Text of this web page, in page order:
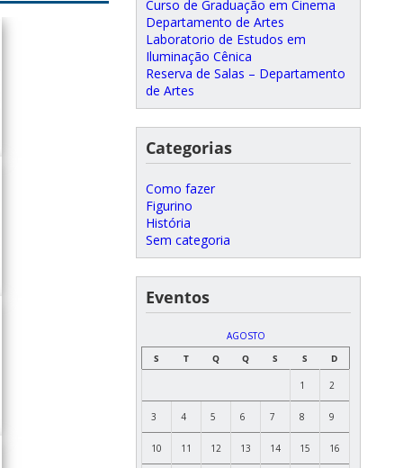
Curso de Graduação em Cinema
Departamento de Artes
Laboratorio de Estudos em
Iluminação Cênica
Reserva de Salas – Departamento
de Artes
Categorias
Como fazer
Figurino
História
Sem categoria
Eventos
AGOSTO
S
T Q Q S S D
1 2
3 4 5 6 7 8 9
10 11 12 13 14 15 16